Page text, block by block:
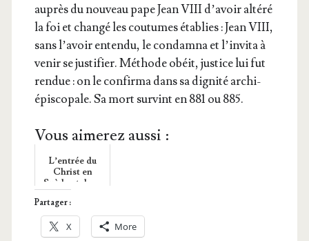
auprès du nou­veau pape Jean VIII d’a­voir alté­ré
la foi et chan­gé les cou­tumes éta­blies : Jean VIII,
sans l’a­voir enten­du, le condam­na et l’in­vi­ta à
venir se jus­ti­fier. Méthode obéit, jus­tice lui fut
ren­due : on le confir­ma dans sa digni­té archi­
épis­co­pale. Sa mort sur­vint en 881 ou 885.
Vous aimerez aussi :
L’entrée du
Christ en
Suède et dans
Partager :
X More